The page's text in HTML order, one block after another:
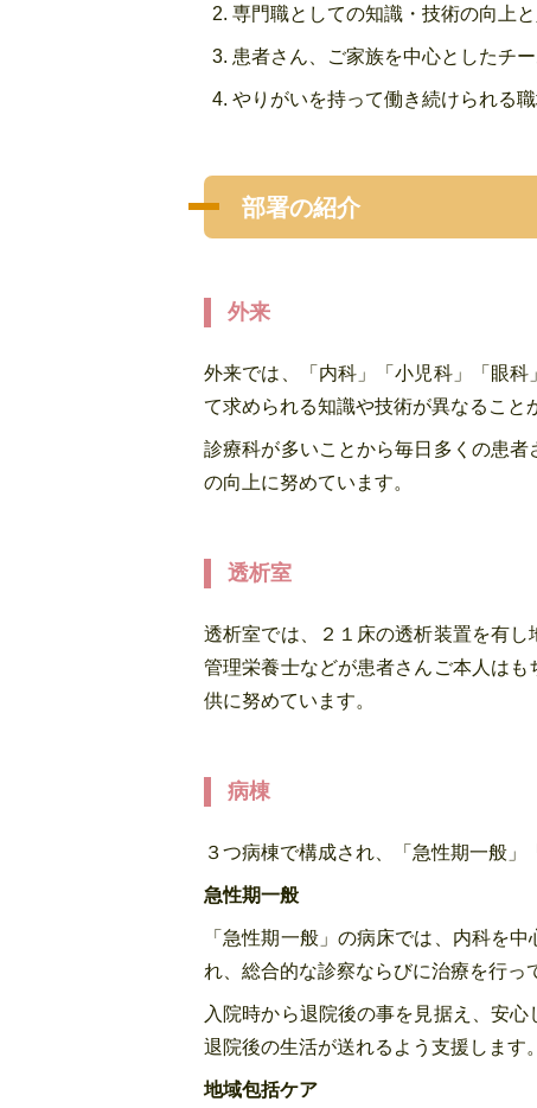
専門職としての知識・技術の向上
患者さん、ご家族を中心としたチ
やりがいを持って働き続けられる
部署の紹介
外来
外来では、「内科」「小児科」「眼
て求められる知識や技術が異なること
診療科が多いことから毎日多くの患
の向上に努めています。
透析室
透析室では、２１床の透析装置を有
管理栄養士などが患者さんご本人は
供に努めています。
病棟
３つ病棟で構成され、「急性期一般」
急性期一般
「急性期一般」の病床では、内科を
れ、総合的な診察ならびに治療を行っ
入院時から退院後の事を見据え、安
退院後の生活が送れるよう支援します。
地域包括ケア